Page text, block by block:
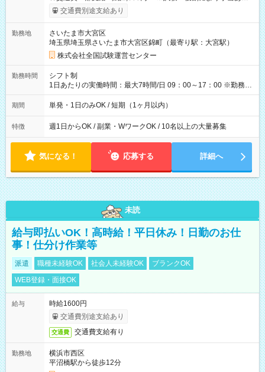
※勤務回数により昇給あり 【即給（前払い）オプションあ
り！】 希望される場合、勤務から1週間ほどで給与の一部を受け
例】 ・河合塾模擬試験 8:30～17:30（休憩1時間） 時給1,300円
×8時間＝日収10,400円＋交通費 ※当日の役割により時給＋100
円の場合あり ・国家試験 7:00～13:30（休憩なし） 時給1,300
円（役割手当＋100円）×6時間＝日収8,400円＋交通費 【試用期
間】試用期間なし
交通費別途支給あり
勤務地
さいたま市大宮区
埼玉県埼玉県さいたま市大宮区錦町（最寄り駅：大宮駅）
株式会社全国試験運営センター
勤務時間
シフト制
1日あたりの実働時間：最大7時間/日 09：00～17：00 ※勤務時
間は 試験により異なります。
期間 単発・1日のみOK / 短期（1ヶ月以内）
特徴 週1日からOK / 副業・WワークOK / 10名以上の大量募集
気になる！ 応募する 詳細へ
未読
給与即払いOK！高時給！平日休み！日勤のお仕
事！仕分け作業等
派遣 職種未経験OK 社会人未経験OK
ブランクOK
WEB登録・面接OK
給与
時給1600円
交通費別途支給あり
交通費 交通費支給有り
勤務地
横浜市西区
平沼橋駅から徒歩12分